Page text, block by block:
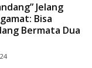
Jelang
Bisa
Bermata Dua